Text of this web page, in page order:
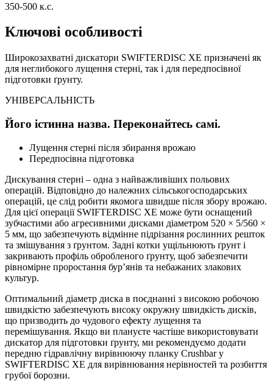
350-500 к.с.
Ключові особливості
Широкозахватні дискатори SWIFTERDISC XE призначені як
для неглибокого лущення стерні, так і для передпосівної
підготовки ґрунту.
УНІВЕРСАЛЬНІСТЬ
Його істинна назва. Переконайтесь самі.
Лущення стерні після збирання врожаю
Передпосівна підготовка
Дискування стерні – одна з найважливіших польових
операцій. Відповідно до належних сільськогосподарських
операцій, це слід робити якомога швидше після збору врожаю.
Для цієї операції SWIFTERDISC XE може бути оснащений
зубчастими або агресивними дисками діаметром 520 × 5/560 ×
5 мм, що забезпечують відмінне підрізання рослинних решток
та змішування з ґрунтом. Задні котки ущільнюють ґрунт і
закривають профіль обробленого ґрунту, щоб забезпечити
рівномірне проростання бур’янів та небажаних злакових
культур.
Оптимальний діаметр диска в поєднанні з високою робочою
швидкістю забезпечують високу окружну швидкість дисків,
що призводить до чудового ефекту лущення та
перемішування. Якщо ви плануєте частіше використовувати
дискатор для підготовки ґрунту, ми рекомендуємо додати
передню гідравлічну вирівнюючу планку Crushbar у
SWIFTERDISC XE для вирівнювання нерівностей та розбиття
грубої борозни.